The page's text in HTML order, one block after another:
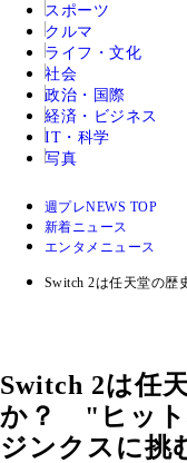
スポーツ
クルマ
ライフ・文化
社会
政治・国際
経済・ビジネス
IT・科学
写真
週プレNEWS TOP
新着ニュース
エンタメニュース
Switch 2は任天堂の
Switch 2は任
か？ "ヒット
ジンクスに